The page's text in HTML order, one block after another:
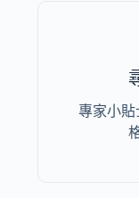
專家小貼